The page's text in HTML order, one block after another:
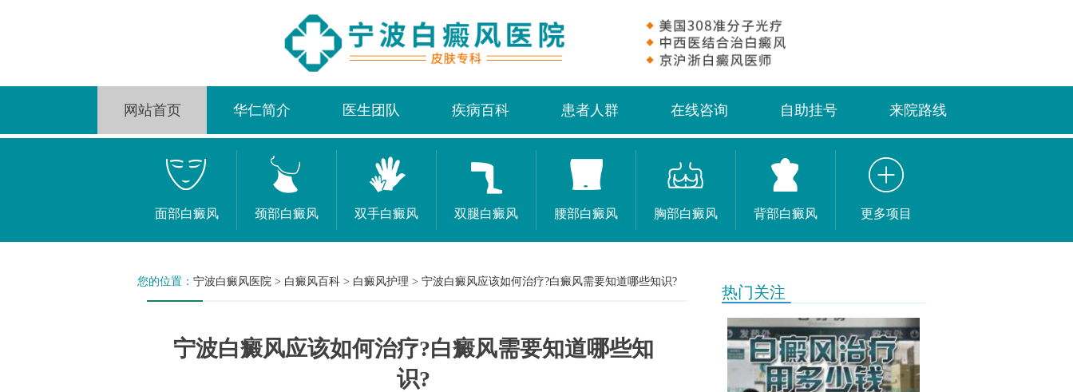
网站首页 华仁简介 医生团队 疾病百科 患者人群 在线咨询 自助挂号 来院路线
面部白癜风 颈部白癜风 双手白癜风 双腿白癜风 腰部白癜风 胸部白癜风 背部白癜风 更多项目
您的位置： 宁波白癜风医院 > 白癜风百科 > 白癜风护理 > 宁波白癜风应该如何治疗?白癜风需要知道哪些知识?
宁波白癜风应该如何治疗?白癜风需要知道哪些知
识?
热门关注